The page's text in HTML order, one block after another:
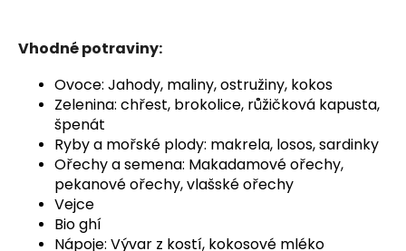
Vhodné potraviny:
Ovoce: Jahody, maliny, ostružiny, kokos
Zelenina: chřest, brokolice, růžičková kapusta,
špenát
Ryby a mořské plody: makrela, losos, sardinky
Ořechy a semena: Makadamové ořechy,
pekanové ořechy, vlašské ořechy
Vejce
Bio ghí
Nápoje: Vývar z kostí, kokosové mléko